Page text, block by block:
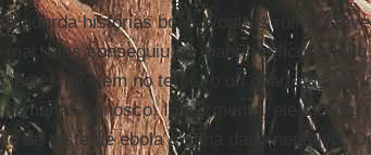
guarda histórias boas e outras ruins.
mal, mas conseguiu se manter e ficou muito
morrem no terceiro ou quarto dia de
conosco. Infelizmente, ele morreu
de teste de ebola e tinha dado negativo.